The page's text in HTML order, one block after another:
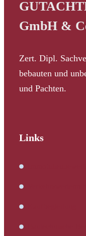
GmbH &
Zert. Dipl.
bebauten und
und Pachten.
Links